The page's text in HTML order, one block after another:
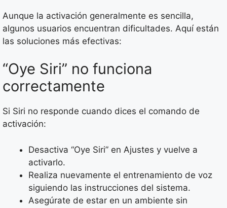
Aunque la activación generalmente es sencilla,
algunos usuarios encuentran dificultades. Aquí están
las soluciones más efectivas:
“Oye Siri” no funciona
correctamente
Si Siri no responde cuando dices el comando de
activación:
Desactiva “Oye Siri” en Ajustes y vuelve a
activarlo.
Realiza nuevamente el entrenamiento de voz
siguiendo las instrucciones del sistema.
Asegúrate de estar en un ambiente sin